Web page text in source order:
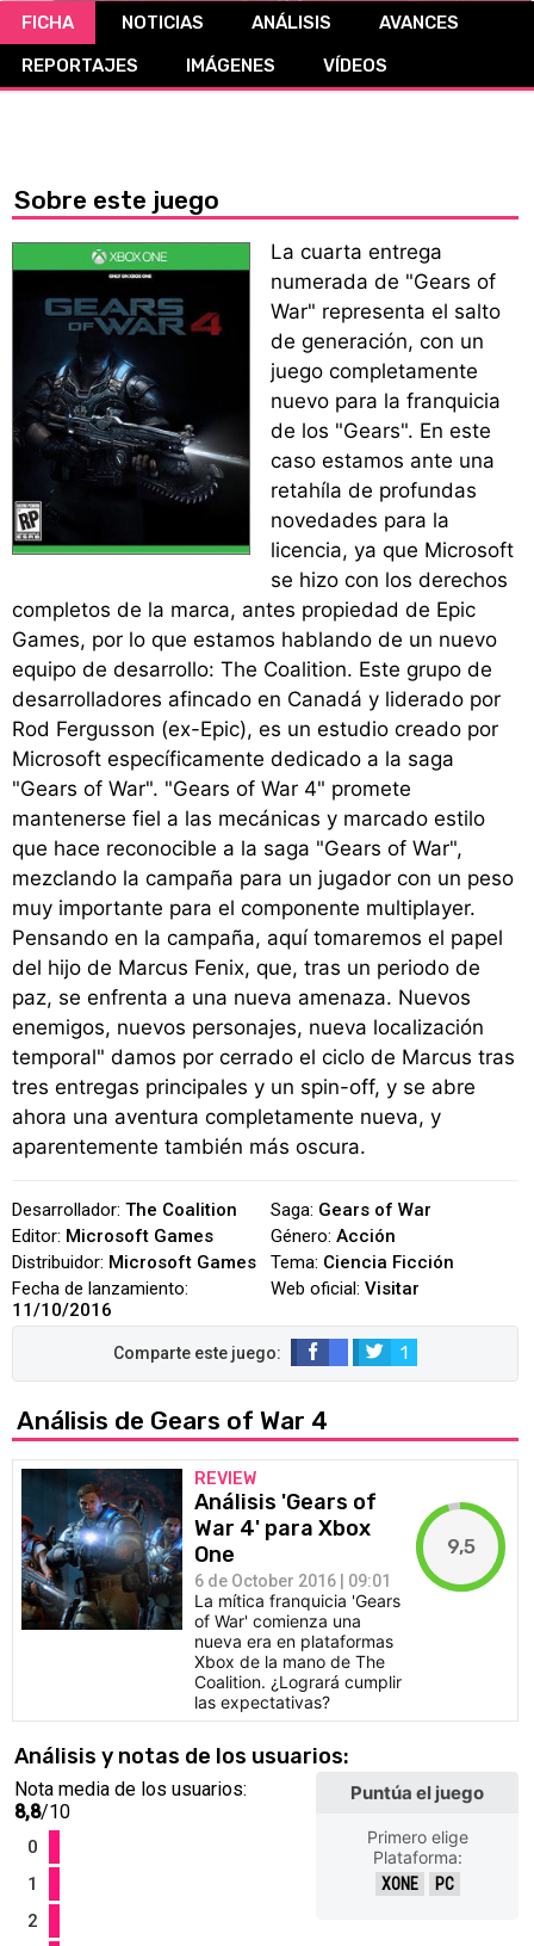
CÓMICS
MANGA
FICHA NOTICIAS ANÁLISIS
AVANCES
REPORTAJES
IMÁGENES VÍDEOS
Sobre este juego
La cuarta entrega
numerada de "Gears of
War" representa el salto
de generación, con un
juego completamente
nuevo para la franquicia
de los "Gears". En este
caso estamos ante una
retahíla de profundas
novedades para la
licencia, ya que Microsoft
se hizo con los derechos
completos de la marca, antes propiedad de Epic
Games, por lo que estamos hablando de un nuevo
equipo de desarrollo: The Coalition. Este grupo de
desarrolladores afincado en Canadá y liderado por
Rod Fergusson (ex-Epic), es un estudio creado por
Microsoft específicamente dedicado a la saga
"Gears of War". "Gears of War 4" promete
mantenerse fiel a las mecánicas y marcado estilo
que hace reconocible a la saga "Gears of War",
mezclando la campaña para un jugador con un peso
muy importante para el componente multiplayer.
Pensando en la campaña, aquí tomaremos el papel
del hijo de Marcus Fenix, que, tras un periodo de
paz, se enfrenta a una nueva amenaza. Nuevos
enemigos, nuevos personajes, nueva localización
temporal" damos por cerrado el ciclo de Marcus tras
tres entregas principales y un spin-off, y se abre
ahora una aventura completamente nueva, y
aparentemente también más oscura.
Desarrollador: The Coalition
Editor: Microsoft Games
Distribuidor: Microsoft Games
Fecha de lanzamiento:
11/10/2016
Saga: Gears of War
Género: Acción
Tema: Ciencia Ficción
Web oficial: Visitar
1
Análisis de Gears of War 4
REVIEW
Análisis 'Gears of
War 4' para Xbox
One
6 de October 2016 | 09:01
La mítica franquicia 'Gears
of War' comienza una
nueva era en plataformas
Xbox de la mano de The
Coalition. ¿Logrará cumplir
las expectativas?
9,5
Análisis y notas de los usuarios:
Nota media de los usuarios:
8,8/10
0
1
2
Puntúa el juego
Primero elige
Plataforma:
XONE PC